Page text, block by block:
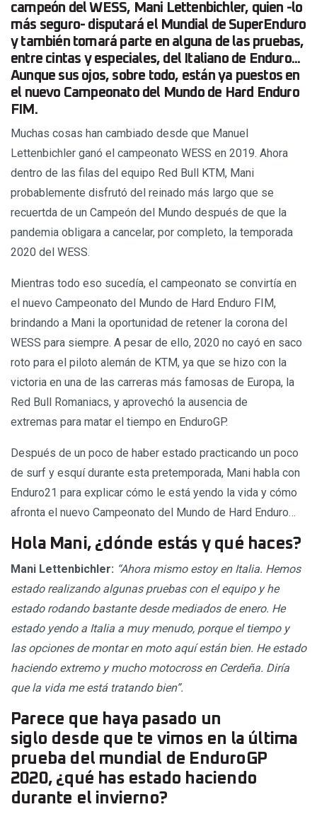
campeón del WESS, Mani Lettenbichler, quien -lo
más seguro- disputará el Mundial de SuperEnduro
y también tomará parte en alguna de las pruebas,
entre cintas y especiales, del Italiano de Enduro...
Aunque sus ojos, sobre todo, están ya puestos en
el nuevo Campeonato del Mundo de Hard Enduro
FIM.
Muchas cosas han cambiado desde que Manuel
Lettenbichler ganó el campeonato WESS en 2019. Ahora
dentro de las filas del equipo Red Bull KTM, Mani
probablemente disfrutó del reinado más largo que se
recuertda de un Campeón del Mundo después de que la
pandemia obligara a cancelar, por completo, la temporada
2020 del WESS.
Mientras todo eso sucedía, el campeonato se convirtía en
el nuevo Campeonato del Mundo de Hard Enduro FIM,
brindando a Mani la oportunidad de retener la corona del
WESS para siempre. A pesar de ello, 2020 no cayó en saco
roto para el piloto alemán de KTM, ya que se hizo con la
victoria en una de las carreras más famosas de Europa, la
Red Bull Romaniacs, y aprovechó la ausencia de
extremas para matar el tiempo en EnduroGP.
Después de un poco de haber estado practicando un poco
de surf y esquí durante esta pretemporada, Mani habla con
Enduro21 para explicar cómo le está yendo la vida y cómo
afronta el nuevo Campeonato del Mundo de Hard Enduro…
Hola Mani, ¿dónde estás y qué haces?
Mani Lettenbichler: “Ahora mismo estoy en Italia. Hemos
estado realizando algunas pruebas con el equipo y he
estado rodando bastante desde mediados de enero. He
estado yendo a Italia a muy menudo, porque el tiempo y
las opciones de montar en moto aquí están bien. He estado
haciendo extremo y mucho motocross en Cerdeña. Diría
que la vida me está tratando bien”.
Parece que haya pasado un
siglo desde que te vimos en la última
prueba del mundial de EnduroGP
2020, ¿qué has estado haciendo
durante el invierno?